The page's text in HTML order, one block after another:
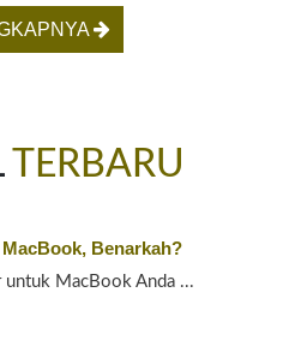
TERBARU
Benarkah?
untuk MacBook Anda ...